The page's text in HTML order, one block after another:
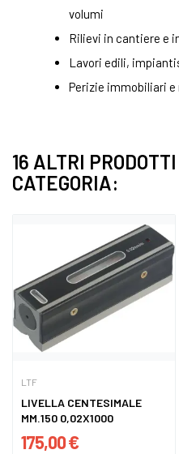
volumi
Rilievi in cantiere e
Lavori edili,
Perizie immobiliari
16 ALTRI
CATEGORIA:
LTF
LIVELLA CENTESIMALE
MM.150 0,02X1000
175,00 €